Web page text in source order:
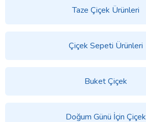
Taze Çiçek Ürünleri
Çiçek Sepeti Ürünleri
Buket Çiçek
Doğum Günü İçin Çiçek